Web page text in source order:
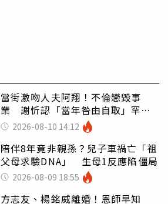
當街激吻人夫阿翔！不倫戀毀事
業 謝忻認「當年咎由自取」罕吐
心聲2026-08-10 14:12
陪伴8年竟非親孫？兒子車禍亡「祖
父母求驗DNA」 生母1反應陷僵局
2026-08-09 18:55
方志友、楊銘威離婚！恩師早知